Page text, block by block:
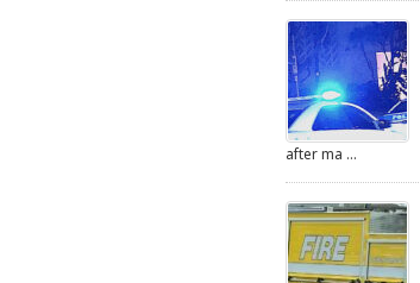
after ma ...